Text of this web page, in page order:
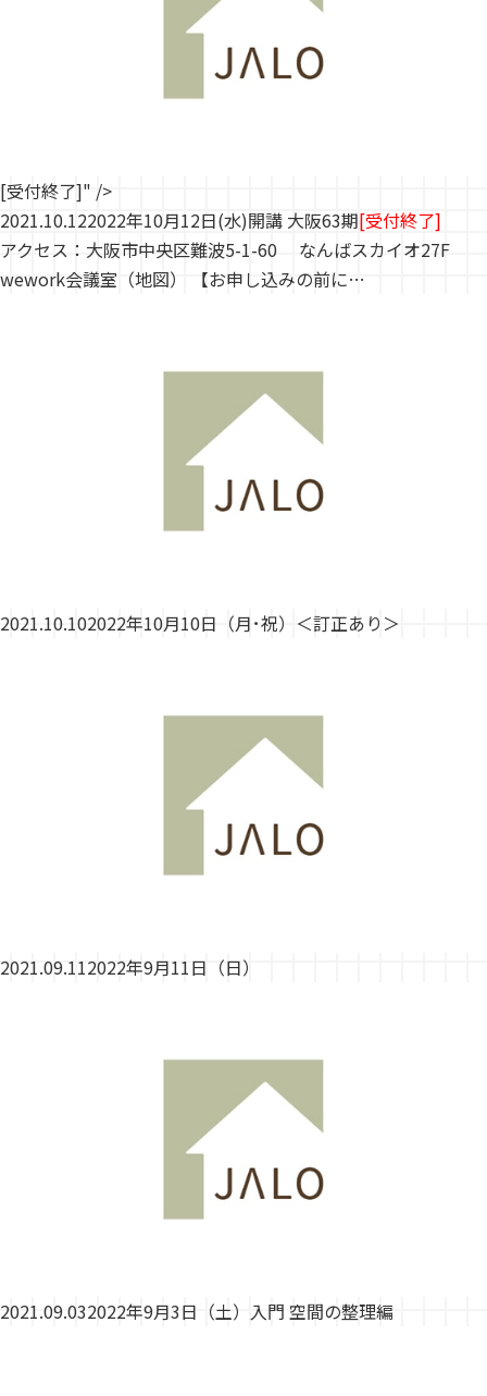
[受付終了]" />
2021.10.122022年10月12日(水)開講 大阪63期[受付終了]
アクセス：大阪市中央区難波5-1-60 なんばスカイオ27F
wework会議室（地図） 【お申し込みの前に…
2021.10.102022年10月10日（月･祝）＜訂正あり＞
2021.09.112022年9月11日（日）
2021.09.032022年9月3日（土）入門 空間の整理編